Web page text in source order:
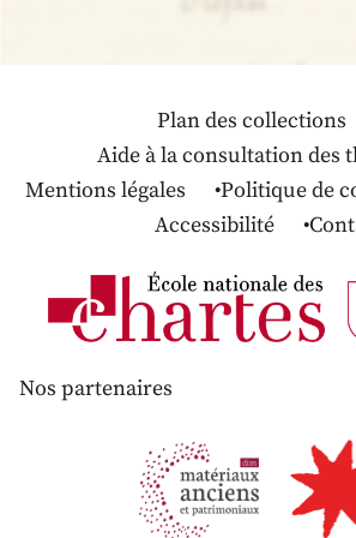
Plan des collections
Aide à la consultation des
Mentions légales
Politique de
Accessibilité
Nos partenaires